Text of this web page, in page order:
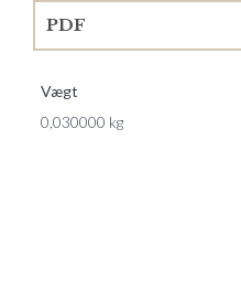
PDF
Vægt
0,030000 kg